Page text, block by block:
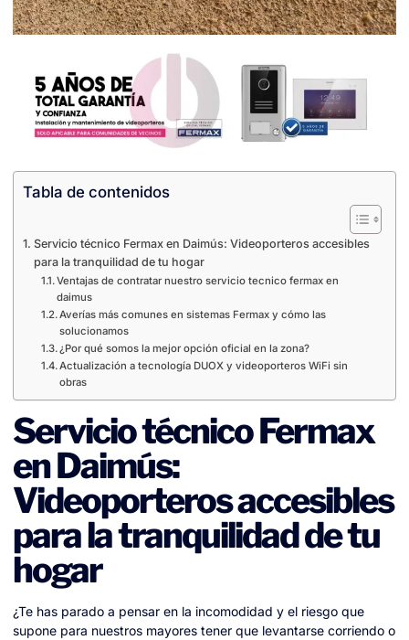
Tabla de contenidos
Servicio técnico Fermax en Daimús: Videoporteros accesibles
para la tranquilidad de tu hogar
Ventajas de contratar nuestro servicio tecnico fermax en
daimus
Averías más comunes en sistemas Fermax y cómo las
solucionamos
¿Por qué somos la mejor opción oficial en la zona?
Actualización a tecnología DUOX y videoporteros WiFi sin
obras
Servicio técnico Fermax
en Daimús:
Videoporteros accesibles
para la tranquilidad de tu
hogar
¿Te has parado a pensar en la incomodidad y el riesgo que
supone para nuestros mayores tener que levantarse corriendo o